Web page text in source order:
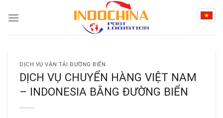
DỊCH VỤ VẬN TẢI ĐƯỜNG BIỂN
DỊCH VỤ CHUYỂN HÀNG VIỆT NAM
– INDONESIA BẰNG ĐƯỜNG BIỂN